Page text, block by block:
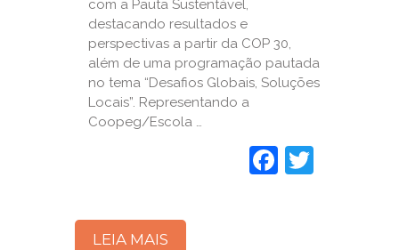
com a Pauta Sustentável,
destacando resultados e
perspectivas a partir da COP 30,
além de uma programação pautada
no tema “Desafios Globais, Soluções
Locais”. Representando a
Coopeg/Escola …
LEIA MAIS